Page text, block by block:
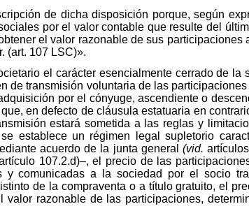
de dicha disposición porque, según
por el valor contable que resulte del
el valor razonable de sus
(art. 107 LSC)».
el carácter esencialmente cerrado de
de transmisión voluntaria de las
por el cónyuge, ascendiente o
en defecto de cláusula estatuaria en
estará sometida a las reglas y
establece un régimen legal supletorio
acuerdo de la junta general (vid.
107.2.d)–, el precio de las
y comunicadas a la sociedad por el socio
de la compraventa o a título gratuito, el
razonable de las participaciones,